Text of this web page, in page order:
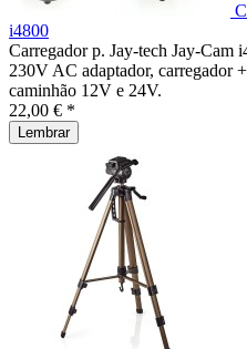
i4800
Carregador p. Jay-tech Jay-Cam
230V AC adaptador, carregador
caminhão 12V e 24V.
22,00 € *
Lembrar